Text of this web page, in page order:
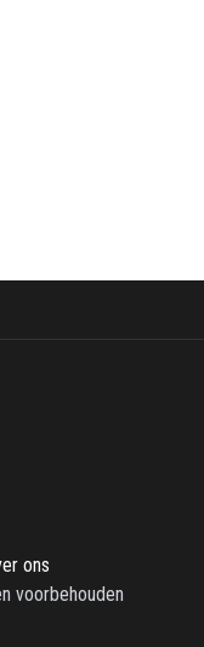
ons
voorbehouden